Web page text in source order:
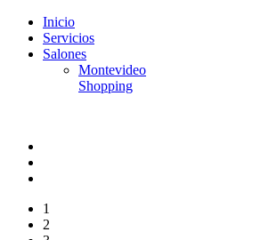
Inicio
Servicios
Salones
Montevideo
Shopping
1
2